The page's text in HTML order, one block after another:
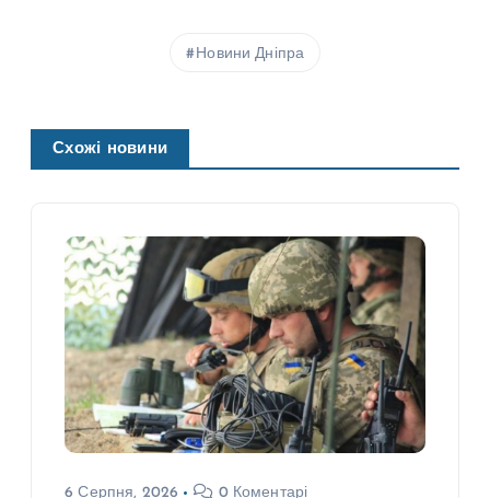
Новини Дніпра
Схожі новини
6 Серпня, 2026 0 Коментарі